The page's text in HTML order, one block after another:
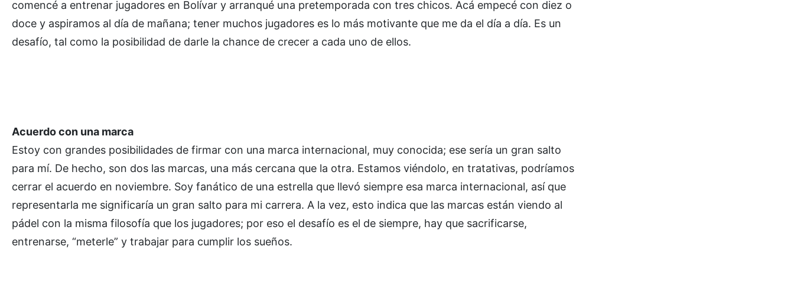
comencé a entrenar jugadores en Bolívar y arranqué una pretemporada con tres chicos. Acá empecé con diez o
doce y aspiramos al día de mañana; tener muchos jugadores es lo más motivante que me da el día a día. Es un
desafío, tal como la posibilidad de darle la chance de crecer a cada uno de ellos.
Acuerdo con una marca
Estoy con grandes posibilidades de firmar con una marca internacional, muy conocida; ese sería un gran salto
para mí. De hecho, son dos las marcas, una más cercana que la otra. Estamos viéndolo, en tratativas, podríamos
cerrar el acuerdo en noviembre. Soy fanático de una estrella que llevó siempre esa marca internacional, así que
representarla me significaría un gran salto para mi carrera. A la vez, esto indica que las marcas están viendo al
pádel con la misma filosofía que los jugadores; por eso el desafío es el de siempre, hay que sacrificarse,
entrenarse, “meterle” y trabajar para cumplir los sueños.